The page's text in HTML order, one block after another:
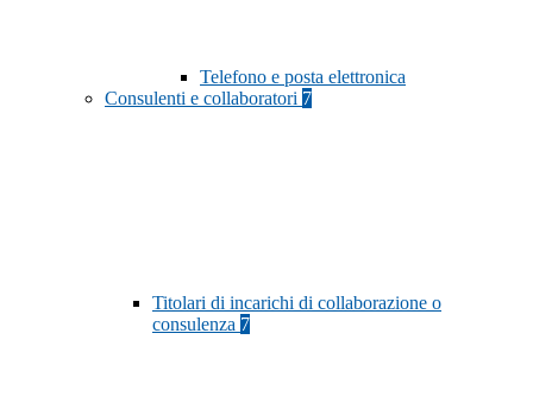
Telefono e posta elettronica
Consulenti e collaboratori 7
Titolari di incarichi di collaborazione o
consulenza 7